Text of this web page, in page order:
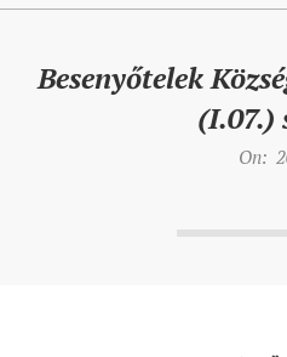
Besenyőtelek
(I.07.)
On: